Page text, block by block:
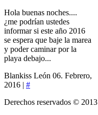
Hola buenas noches....
¿me podrían ustedes
informar si este año 2016
se espera que baje la marea
y poder caminar por la
playa debajo...
Blankiss León 06. Febrero,
2016 | #
Derechos reservados © 2013